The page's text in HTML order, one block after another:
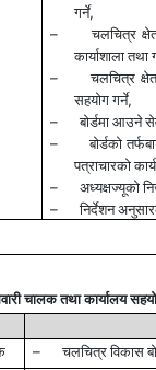
गर्ने,
–चलचित्र
कार्याशाला तथा
–चलचित्र
सहयोग गर्ने,
–बोर्डमा आउने
–बोर्डको
पत्राचारको
–अध्यक्षज्यूको
– निर्देशन
चालक तथा कार्यालय
–चलचित्र विकास